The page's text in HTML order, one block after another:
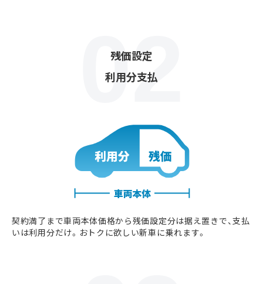
残価設定
利用分支払
契約満了まで車両本体価格から残価設定分は据え置きで、支払
いは利用分だけ。おトクに欲しい新車に乗れます。